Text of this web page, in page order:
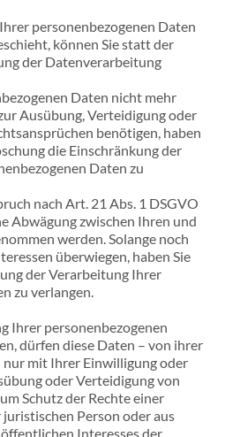
personenbezogenen Daten
können Sie statt der
der Datenverarbeitung
Daten nicht mehr
Ausübung, Verteidigung oder
benötigen, haben
die Einschränkung der
Daten zu
nach Art. 21 Abs. 1 DSGVO
Abwägung zwischen Ihren und
werden. Solange noch
überwiegen, haben Sie
der Verarbeitung Ihrer
zu verlangen.
Ihrer personenbezogenen
dürfen diese Daten – von ihrer
nur mit Ihrer Einwilligung oder
oder Verteidigung von
Schutz der Rechte einer
Person oder aus
Interesses der